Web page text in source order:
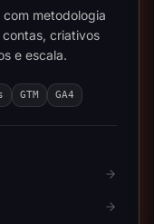
metodologia
criativos
e escala.
GTM GA4